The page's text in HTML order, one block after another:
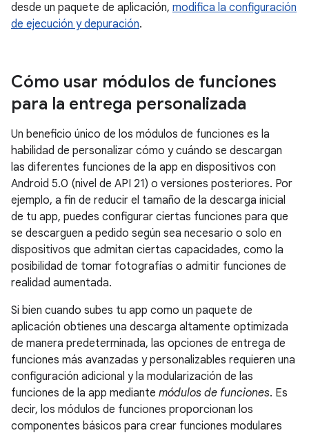
desde un paquete de aplicación, modifica la configuración
de ejecución y depuración.
Cómo usar módulos de funciones
para la entrega personalizada
Un beneficio único de los módulos de funciones es la
habilidad de personalizar cómo y cuándo se descargan
las diferentes funciones de la app en dispositivos con
Android 5.0 (nivel de API 21) o versiones posteriores. Por
ejemplo, a fin de reducir el tamaño de la descarga inicial
de tu app, puedes configurar ciertas funciones para que
se descarguen a pedido según sea necesario o solo en
dispositivos que admitan ciertas capacidades, como la
posibilidad de tomar fotografías o admitir funciones de
realidad aumentada.
Si bien cuando subes tu app como un paquete de
aplicación obtienes una descarga altamente optimizada
de manera predeterminada, las opciones de entrega de
funciones más avanzadas y personalizables requieren una
configuración adicional y la modularización de las
funciones de la app mediante módulos de funciones. Es
decir, los módulos de funciones proporcionan los
componentes básicos para crear funciones modulares